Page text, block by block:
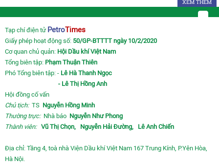
XEM THÊM
Tạp chí điện tử PetroTimes
Giấy phép hoạt động số: 50/GP-BTTTT ngày 10/2/2020
Cơ quan chủ quản: Hội Dầu khí Việt Nam
Tổng biên tập: Phạm Thuận Thiên
Phó Tổng biên tập: - Lê Hà Thanh Ngọc
- Lê Thị Hồng Anh
Hội đồng cố vấn
Chủ tịch:TS Nguyễn Hồng Minh
Thường trực: Nhà báo Nguyễn Như Phong
Thành viên: Vũ Thị Chọn, Nguyễn Hải Đường, Lê Anh Chiến
Địa chỉ: Tầng 4, toà nhà Viện Dầu khí Việt Nam 167 Trung Kính, P.Yên Hòa,
Hà Nội.